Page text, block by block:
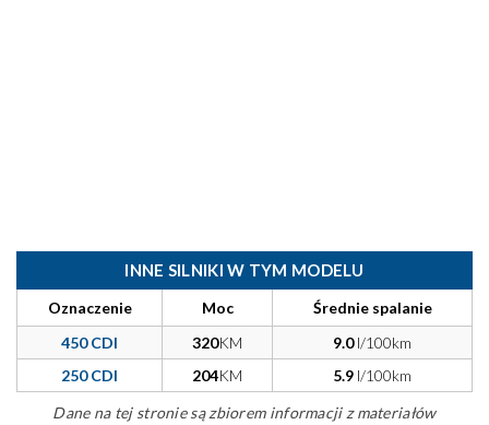
INNE SILNIKI W TYM MODELU
Oznaczenie Moc
Średnie spalanie
450 CDI
320KM 9.0l/100km
250 CDI
204KM 5.9 l/100km
Dane na tej stronie są zbiorem informacji z materiałów